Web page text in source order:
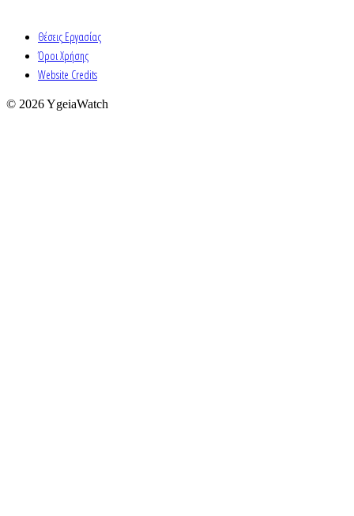
Θέσεις Εργασίας
Όροι Χρήσης
Website Credits
© 2026 YgeiaWatch